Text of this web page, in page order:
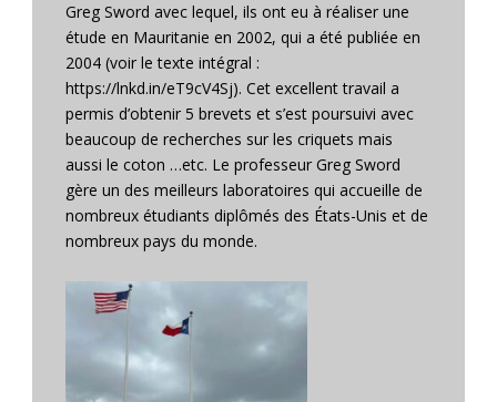
Greg Sword avec lequel, ils ont eu à réaliser une
étude en Mauritanie en 2002, qui a été publiée en
2004 (voir le texte intégral :
https://lnkd.in/eT9cV4Sj). Cet excellent travail a
permis d’obtenir 5 brevets et s’est poursuivi avec
beaucoup de recherches sur les criquets mais
aussi le coton …etc. Le professeur Greg Sword
gère un des meilleurs laboratoires qui accueille de
nombreux étudiants diplômés des États-Unis et de
nombreux pays du monde.